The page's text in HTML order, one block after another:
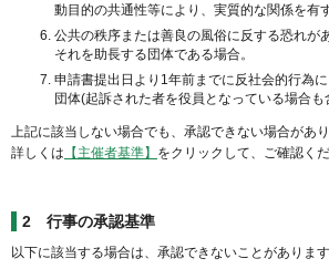
動目的の共通性等により、実質的な関係を有
公共の秩序または善良の風俗に反する恐れが
それを助長する団体である場合。
申請書提出日より1年前までに反社会的行為
団体(起訴された者を役員となっている場合
上記に該当しない場合でも、承認できない場合があり
詳しくは 【主催者基準】 をクリックして、ご確認く
2 行事の承認基準
以下に該当する場合は、承認できないことがあります